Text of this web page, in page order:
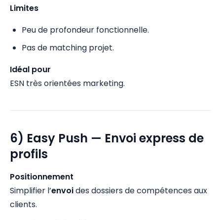
Limites
Peu de profondeur fonctionnelle.
Pas de matching projet.
Idéal pour
ESN très orientées marketing.
6) Easy Push — Envoi express de
profils
Positionnement
Simplifier l’envoides dossiers de compétences aux
clients.